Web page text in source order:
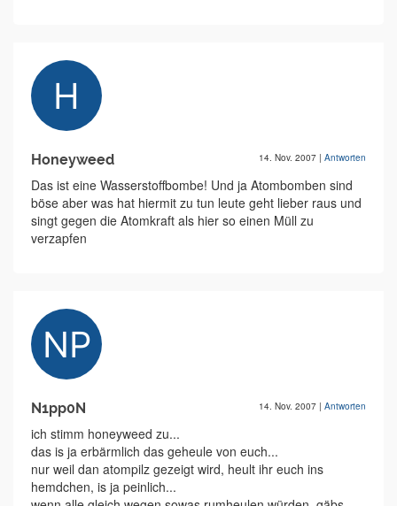
Honeyweed 14. Nov. 2007 | Antworten
Das ist eine Wasserstoffbombe! Und ja Atombomben sind
böse aber was hat hiermit zu tun leute geht lieber raus und
singt gegen die Atomkraft als hier so einen Müll zu
verzapfen
N1pp0N 14. Nov. 2007 | Antworten
ich stimm honeyweed zu...
das is ja erbärmlich das geheule von euch...
nur weil dan atompilz gezeigt wird, heult ihr euch ins
hemdchen, is ja peinlich...